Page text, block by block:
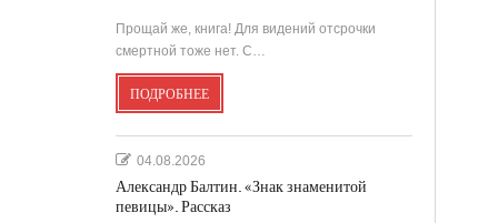
Прощай же, книга! Для видений отсрочки
смертной тоже нет. С…
ПОДРОБНЕЕ
04.08.2026
Александр Балтин. «Знак знаменитой
певицы». Рассказ